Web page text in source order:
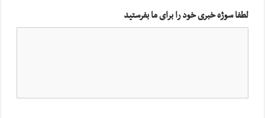
لطفا سوژه خبری خود را برای ما بفرستید